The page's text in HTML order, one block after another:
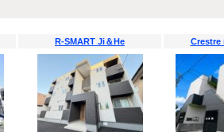
R-SMART Ji＆He Crestre